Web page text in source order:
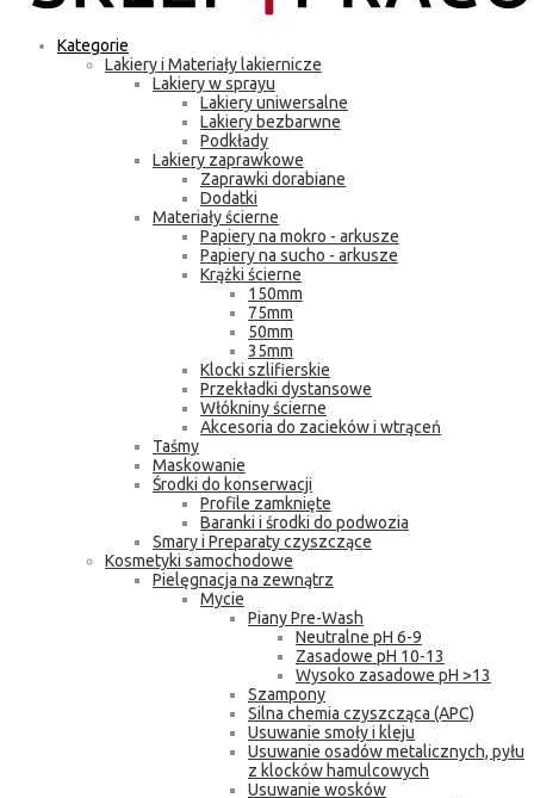
Kategorie
Lakiery i Materiały lakiernicze
Lakiery w sprayu
Lakiery uniwersalne
Lakiery bezbarwne
Podkłady
Lakiery zaprawkowe
Zaprawki dorabiane
Dodatki
Materiały ścierne
Papiery na mokro - arkusze
Papiery na sucho - arkusze
Krążki ścierne
150mm
75mm
50mm
35mm
Klocki szlifierskie
Przekładki dystansowe
Włókniny ścierne
Akcesoria do zacieków i wtrąceń
Taśmy
Maskowanie
Środki do konserwacji
Profile zamknięte
Baranki i środki do podwozia
Smary i Preparaty czyszczące
Kosmetyki samochodowe
Pielęgnacja na zewnątrz
Mycie
Piany Pre-Wash
Neutralne pH 6-9
Zasadowe pH 10-13
Wysoko zasadowe pH >13
Szampony
Silna chemia czyszcząca (APC)
Usuwanie smoły i kleju
Usuwanie osadów metalicznych, pyłu
z klocków hamulcowych
Usuwanie wosków